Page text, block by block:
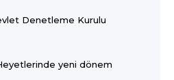
Denetleme Kurulu
yeni dönem